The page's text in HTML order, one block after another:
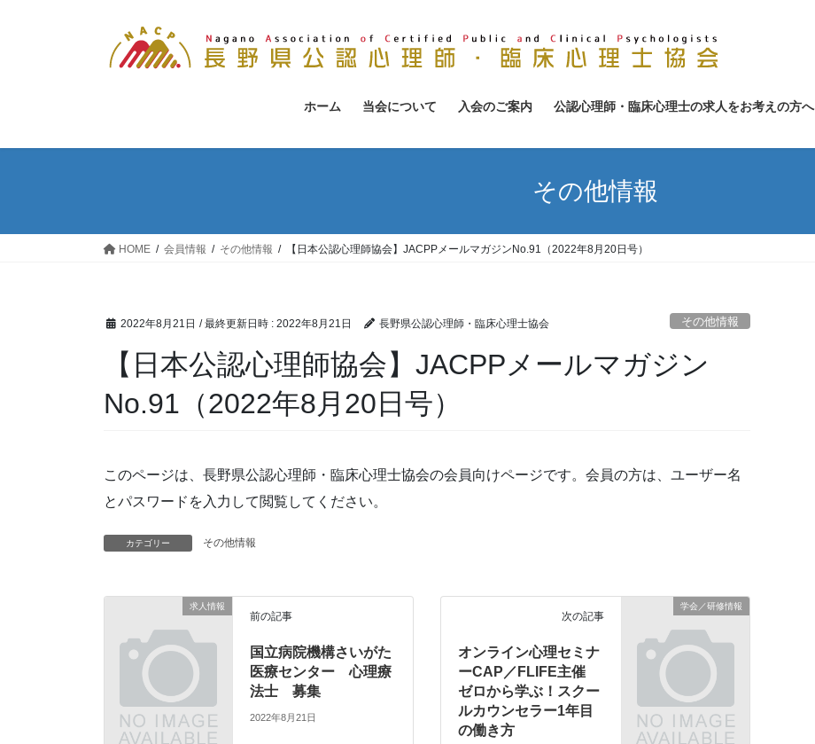
ホーム 当会について 入会のご案内 公認心理師・臨床心理士の求人をお考えの方へ
その他情報
HOME 会員情報 その他情報 【日本公認心理師協会】JACPPメールマガジンNo.91（2022年8月20日号）
2022年8月21日 / 最終更新日時 : 2022年8月21日 長野県公認心理師・臨床心理士協会 その他情報
【日本公認心理師協会】JACPPメールマガジン
No.91（2022年8月20日号）
このページは、長野県公認心理師・臨床心理士協会の会員向けページです。会員の方は、ユーザー名
とパスワードを入力して閲覧してください。
カテゴリー その他情報
求人情報
前の記事
国立病院機構さいがた
医療センター 心理療
法士 募集
2022年8月21日
学会／研修情報
次の記事
オンライン心理セミナ
ーCAP／FLIFE主催
ゼロから学ぶ！スクー
ルカウンセラー1年目
の働き方